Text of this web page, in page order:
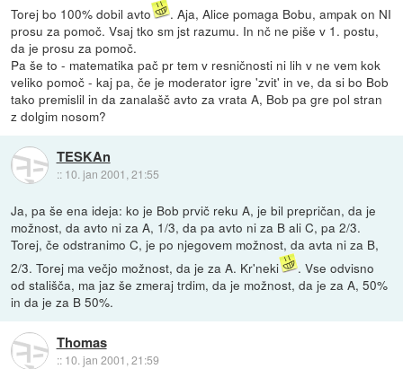
Torej bo 100% dobil avto
. Aja, Alice pomaga Bobu, ampak on NI
prosu za pomoč. Vsaj tko sm jst razumu. In nč ne piše v 1. postu,
da je prosu za pomoč.
Pa še to - matematika pač pr tem v resničnosti ni lih v ne vem kok
veliko pomoč - kaj pa, če je moderator igre 'zvit' in ve, da si bo Bob
tako premislil in da zanalašč avto za vrata A, Bob pa gre pol stran
z dolgim nosom?
TESKAn
:: 10. jan 2001, 21:55
Ja, pa še ena ideja: ko je Bob prvič reku A, je bil prepričan, da je
možnost, da avto ni za A, 1/3, da pa avto ni za B ali C, pa 2/3.
Torej, če odstranimo C, je po njegovem možnost, da avta ni za B,
2/3. Torej ma večjo možnost, da je za A. Kr'neki
. Vse odvisno
od stališča, ma jaz še zmeraj trdim, da je možnost, da je za A, 50%
in da je za B 50%.
Thomas
:: 10. jan 2001, 21:59